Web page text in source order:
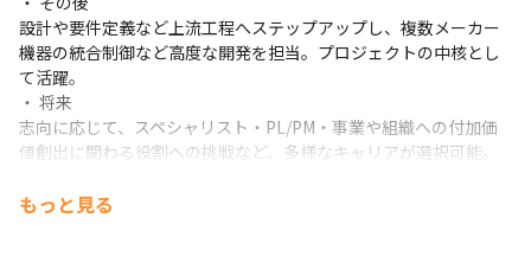
設計や要件定義など上流工程へステップアップし、複数メーカー
機器の統合制御など高度な開発を担当。プロジェクトの中核とし
て活躍。
・ 将来
志向に応じて、スペシャリスト・PL/PM・事業や組織への付加価
値創出に関わる役割への挑戦など、多様なキャリアが選択可能。
もっと見る